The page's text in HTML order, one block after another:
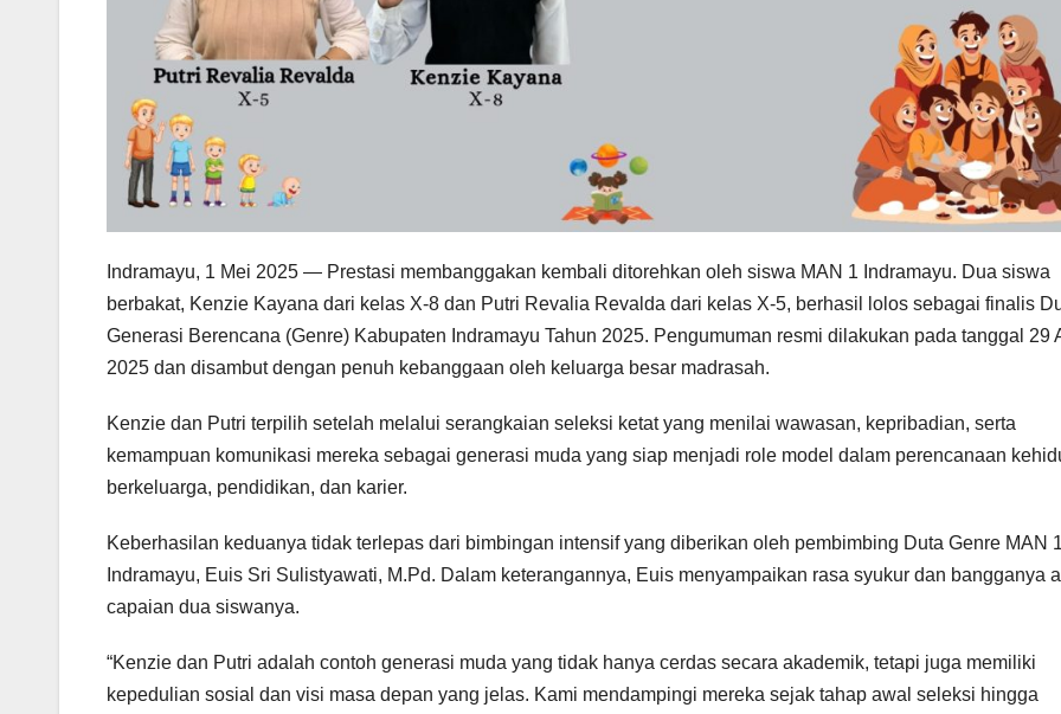
Indramayu, 1 Mei 2025 — Prestasi membanggakan kembali ditorehkan oleh siswa MAN 1 Indramayu. Dua siswa
berbakat, Kenzie Kayana dari kelas X-8 dan Putri Revalia Revalda dari kelas X-5, berhasil lolos sebagai finalis
Generasi Berencana (Genre) Kabupaten Indramayu Tahun 2025. Pengumuman resmi dilakukan pada tanggal 29
2025 dan disambut dengan penuh kebanggaan oleh keluarga besar madrasah.
Kenzie dan Putri terpilih setelah melalui serangkaian seleksi ketat yang menilai wawasan, kepribadian, serta
kemampuan komunikasi mereka sebagai generasi muda yang siap menjadi role model dalam perencanaan
berkeluarga, pendidikan, dan karier.
Keberhasilan keduanya tidak terlepas dari bimbingan intensif yang diberikan oleh pembimbing Duta Genre MAN
Indramayu, Euis Sri Sulistyawati, M.Pd. Dalam keterangannya, Euis menyampaikan rasa syukur dan bangganya
capaian dua siswanya.
“Kenzie dan Putri adalah contoh generasi muda yang tidak hanya cerdas secara akademik, tetapi juga memiliki
kepedulian sosial dan visi masa depan yang jelas. Kami mendampingi mereka sejak tahap awal seleksi hingga